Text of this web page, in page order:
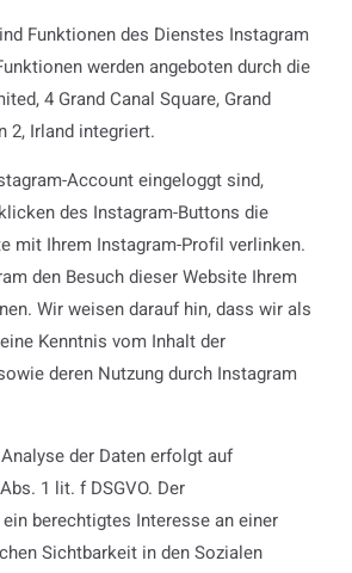
Funktionen des Dienstes Instagram
werden angeboten durch die
4 Grand Canal Square, Grand
2, Irland integriert.
Account eingeloggt sind,
des Instagram-Buttons die
mit Ihrem Instagram-Profil verlinken.
den Besuch dieser Website Ihrem
Wir weisen darauf hin, dass wir als
Kenntnis vom Inhalt der
deren Nutzung durch Instagram
der Daten erfolgt auf
1 lit. f DSGVO. Der
berechtigtes Interesse an einer
Sichtbarkeit in den Sozialen